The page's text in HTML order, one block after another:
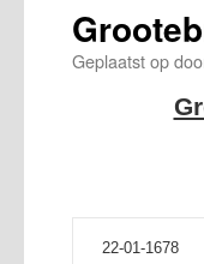
Geplaatst op
22-01-1678